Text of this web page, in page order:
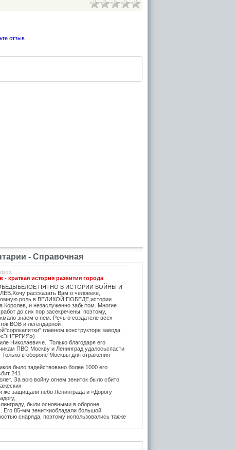
отзыв
- Справочная
- краткая история развития города
ПЯТНО В ИСТОРИИ ВОЙНЫ И
рассказать Вам о человеке,
роль в ВЕЛИКОЙ ПОБЕДЕ,истории
Королев, и незаслуженно забытом. Многие
до сих пор засекречены, поэтому,
знаем о нем. Речь о создателе всех
ВОВ и легендарной
главном конструкторе завода
Николаевиче. Только благодаря его
ПВО Москву и Ленинград удалосьспасти
Только в обороне Москвы для отражения
было задействовано более 1000 его
241
За всю войну огнем зениток было сбито
же защищали небо Ленинграда и «Дорогу
были основными в обороне
Его 85-мм зениткиобладали большой
снаряда, поэтому использовались также
на прямую наводку для борьбы с тяжёлыми
года после Курской битвы и испытательных